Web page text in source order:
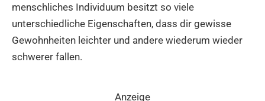
menschliches Individuum besitzt so viele
unterschiedliche Eigenschaften, dass dir gewisse
Gewohnheiten leichter und andere wiederum wieder
schwerer fallen.
Anzeige